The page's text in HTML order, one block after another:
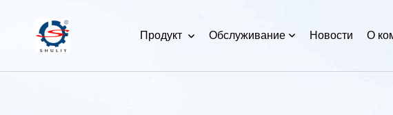
Продукт Обслуживание Новости О